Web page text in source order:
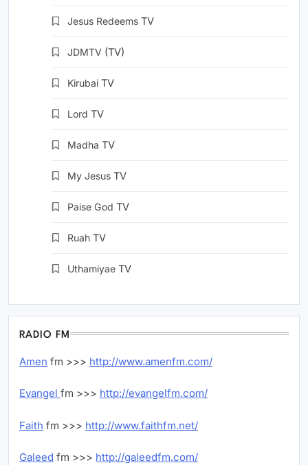
Jesus Redeems TV
JDMTV (TV)
Kirubai TV
Lord TV
Madha TV
My Jesus TV
Paise God TV
Ruah TV
Uthamiyae TV
RADIO FM
Amen fm >>> http://www.amenfm.com/
Evangel fm >>> http://evangelfm.com/
Faith fm >>> http://www.faithfm.net/
Galeed fm >>> http://galeedfm.com/